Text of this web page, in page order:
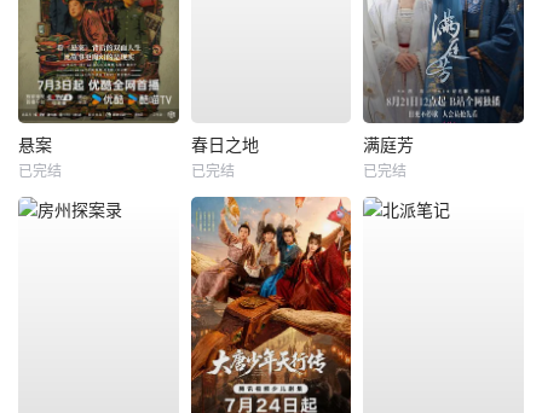
悬案
已完结
春日之地
已完结
满庭芳
已完结